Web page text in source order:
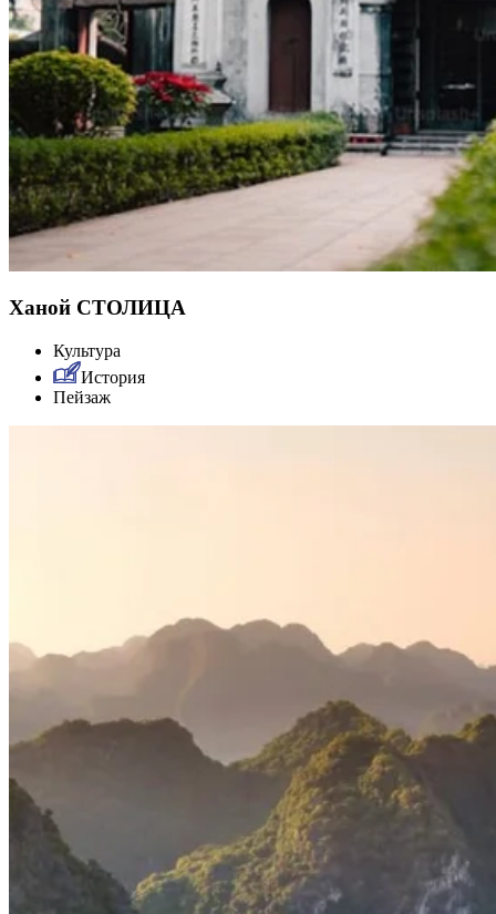
Ханой СТОЛИЦА
Культура
История
Пейзаж